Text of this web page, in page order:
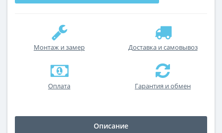
Монтаж и замер Доставка и самовывоз
Оплата Гарантия и обмен
Описание